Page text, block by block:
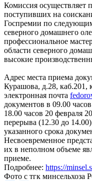
Комиссия осуществляет
поступивших на
Госпремии по
северного домашнего
профессиональное
области северного
высокие
Адрес места приема
Курашова, д.28, каб.201,
электронная почта
документов в 09.00
18.00 часов 20 февраля
перерыва (12.30 до
указанного срока
Несвоевременное
их в неполном объеме
приеме.
Подробнее: https://
Фото с тгк минсельхоза